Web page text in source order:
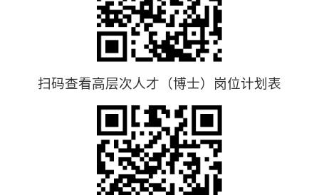
扫码查看高层次人才（博士）岗位计划表